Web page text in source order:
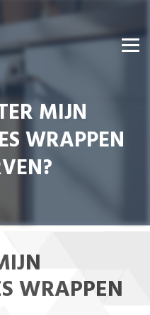
MIJN
WRAPPEN
WRAPPEN